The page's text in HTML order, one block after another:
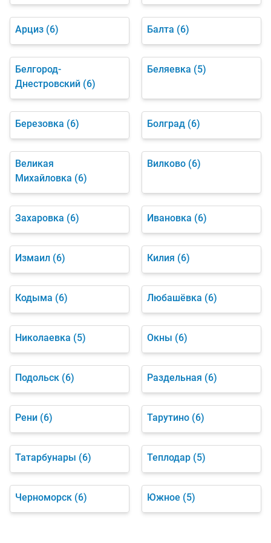
Арциз (6) Балта (6)
Белгород-
Днестровский (6)
Беляевка (5)
Березовка (6) Болград (6)
Великая
Михайловка (6)
Вилково (6)
Захаровка (6) Ивановка (6)
Измаил (6) Килия (6)
Кодыма (6) Любашёвка (6)
Николаевка (5) Окны (6)
Подольск (6) Раздельная (6)
Рени (6) Тарутино (6)
Татарбунары (6) Теплодар (5)
Черноморск (6) Южное (5)